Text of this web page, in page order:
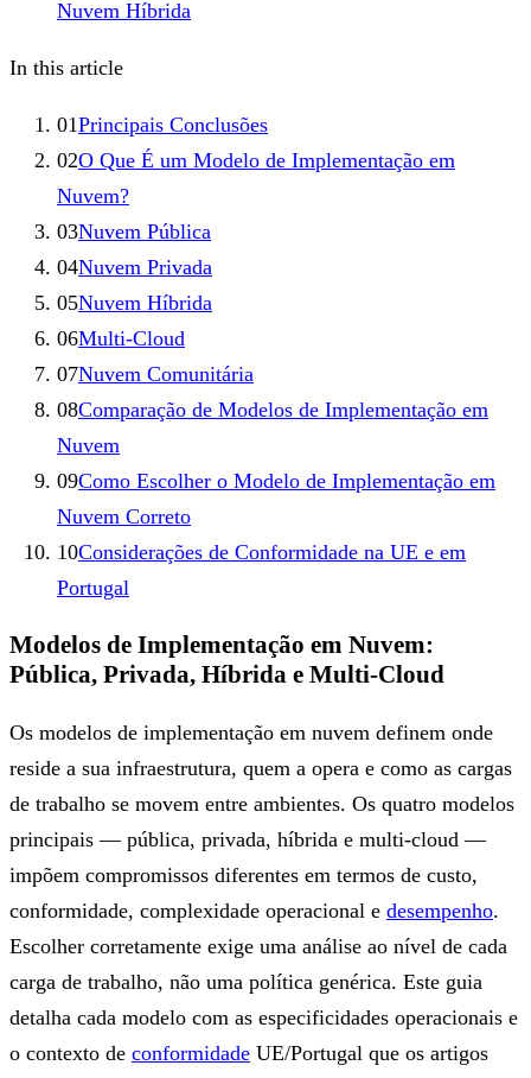
Nuvem Híbrida
In this article
01Principais Conclusões
02O Que É um Modelo de Implementação em
Nuvem?
03Nuvem Pública
04Nuvem Privada
05Nuvem Híbrida
06Multi-Cloud
07Nuvem Comunitária
08Comparação de Modelos de Implementação em
Nuvem
09Como Escolher o Modelo de Implementação em
Nuvem Correto
10Considerações de Conformidade na UE e em
Portugal
Modelos de Implementação em Nuvem:
Pública, Privada, Híbrida e Multi-Cloud
Os modelos de implementação em nuvem definem onde
reside a sua infraestrutura, quem a opera e como as cargas
de trabalho se movem entre ambientes. Os quatro modelos
principais — pública, privada, híbrida e multi-cloud —
impõem compromissos diferentes em termos de custo,
conformidade, complexidade operacional e desempenho.
Escolher corretamente exige uma análise ao nível de cada
carga de trabalho, não uma política genérica. Este guia
detalha cada modelo com as especificidades operacionais e
o contexto de conformidade UE/Portugal que os artigos